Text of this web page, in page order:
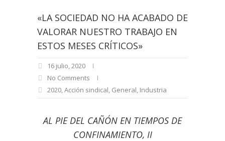
«LA SOCIEDAD NO HA ACABADO DE
VALORAR NUESTRO TRABAJO EN
ESTOS MESES CRÍTICOS»
16 julio, 2020
No Comments
2020,Acción sindical, General, Industria
AL PIE DEL CAÑÓN EN TIEMPOS DE
CONFINAMIENTO, II